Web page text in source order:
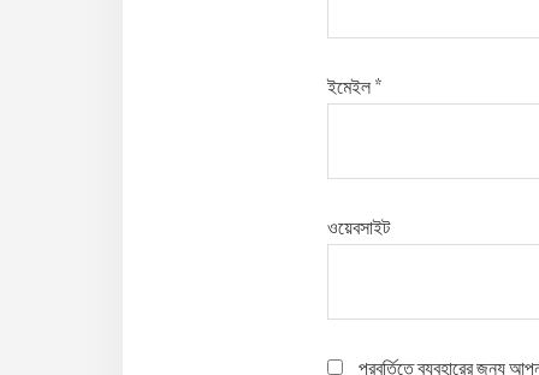
ইমেইল *
ওয়েবসাইট
পরবর্তিতে ব্যবহারের জন্য